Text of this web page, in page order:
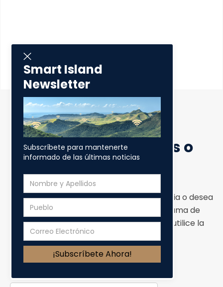
Someter Preguntas o
Sugerencia
Si usted tiene una pregunta, una sugerencia o desea
contactar a algún miembro del Programa de
Banda Ancha de Puerto Rico, por favor utilice la
forma a continuación.
Smart Island
Newsletter
Subscríbete para mantenerte
informado de las últimas noticias